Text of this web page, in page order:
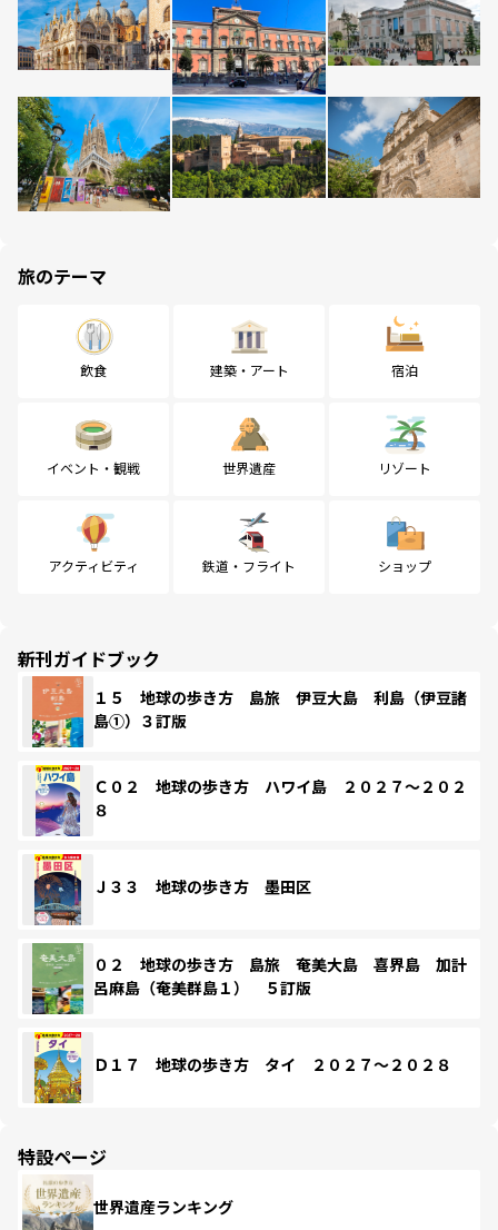
旅のテーマ
飲食 建築・アート 宿泊
イベント・観戦 世界遺産 リゾート
アクティビティ 鉄道・フライト ショップ
新刊ガイドブック
１５ 地球の歩き方 島旅 伊豆大島 利島（伊豆諸
島①）３訂版
Ｃ０２ 地球の歩き方 ハワイ島 ２０２７～２０２
８
Ｊ３３ 地球の歩き方 墨田区
０２ 地球の歩き方 島旅 奄美大島 喜界島 加計
呂麻島（奄美群島１） ５訂版
Ｄ１７ 地球の歩き方 タイ ２０２７～２０２８
特設ページ
世界遺産ランキング